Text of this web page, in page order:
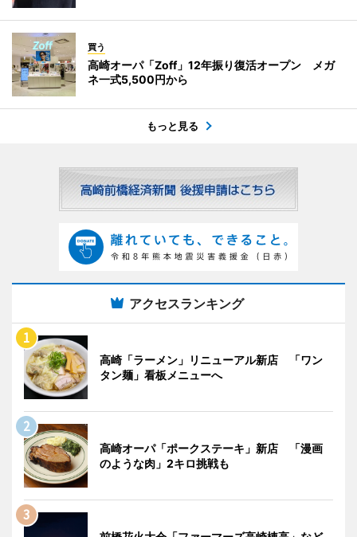
買う
高崎オーパ「Zoff」12年振り復活オープン メガ
ネ一式5,500円から
もっと見る
アクセスランキング
高崎「ラーメン」リニューアル新店 「ワン
タン麺」看板メニューへ
高崎オーパ「ポークステーキ」新店 「漫画
のような肉」2キロ挑戦も